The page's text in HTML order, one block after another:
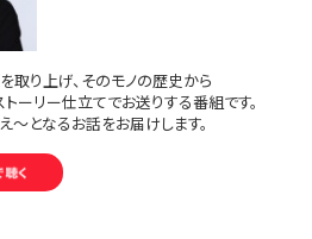
取り上げ、そのモノの歴史から
トーリー仕立てでお送りする番組です。
～となるお話をお届けします。